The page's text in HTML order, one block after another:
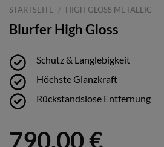
STARTSEITE / HIGH GLOSS METALLIC
Blurfer High Gloss
Schutz & Langlebigkeit
Höchste Glanzkraft
Rückstandslose Entfernung
790,00€